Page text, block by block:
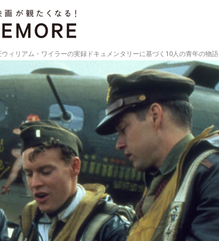
ウィリアム・ワイラーの実録ドキュメンタリーに基づく10人の青年の物語